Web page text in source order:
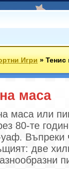
Игри»Тенис
маса
маса или
80-те
Въпреки
две